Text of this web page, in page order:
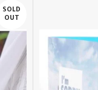
SOLD
OUT